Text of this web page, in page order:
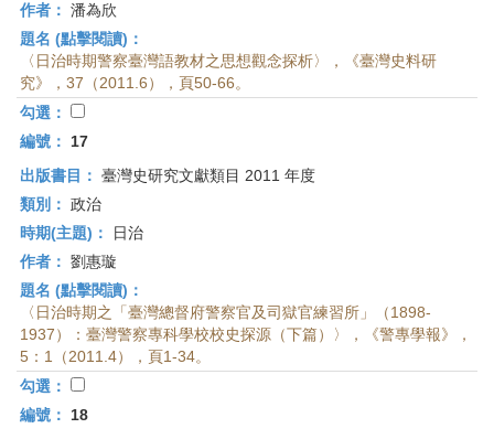
作者： 潘為欣
題名 (點擊閱讀)：
〈日治時期警察臺灣語教材之思想觀念探析〉，《臺灣史料研
究》，37（2011.6），頁50-66。
勾選：
編號：
17
出版書目： 臺灣史研究文獻類目 2011 年度
類別： 政治
時期(主題)：
日治
作者： 劉惠璇
題名 (點擊閱讀)：
〈日治時期之「臺灣總督府警察官及司獄官練習所」（1898-
1937）：臺灣警察專科學校校史探源（下篇）〉，《警專學報》，
5：1（2011.4），頁1-34。
勾選：
編號：
18